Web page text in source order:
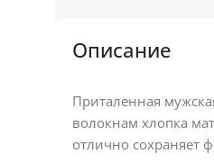
Описание
Приталенная
волокнам хлопка
отлично сохраняет